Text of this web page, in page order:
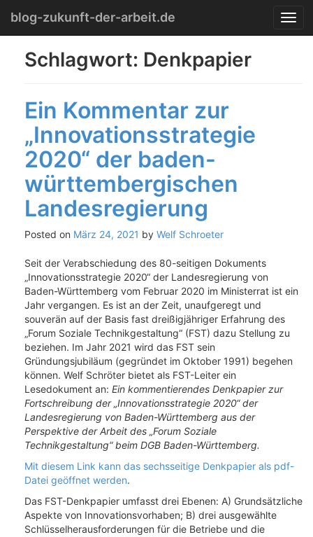
Menu
content
T
o
blog-zukunft-der-arbeit.de
Schlagwort: Denkpapier
Ein Kommentar zur
„Innovationsstrategie
2020“ der baden-
württembergischen
Landesregierung
Posted on März 24, 2021 by Welf Schroeter
Seit der Verabschiedung des 80-seitigen Dokuments
„Innovationsstrategie 2020“ der Landesregierung von
Baden-Württemberg vom Februar 2020 im Ministerrat ist ein
Jahr vergangen. Es ist an der Zeit, unaufgeregt und
souverän auf der Basis fast dreißigjähriger Erfahrung des
„Forum Soziale Technikgestaltung“ (FST) dazu Stellung zu
beziehen. Im Jahr 2021 wird das FST sein
Gründungsjubiläum (gegründet im Oktober 1991) begehen
können. Welf Schröter bietet als FST-Leiter ein
Lesedokument an: Ein kommentierendes Denkpapier zur
Fortschreibung der „Innovationsstrategie 2020“ der
Landesregierung von Baden-Württemberg aus der
Perspektive der Arbeit des „Forum Soziale
Technikgestaltung“ beim DGB Baden-Württemberg.
Mit diesem Link kann das sechsseitige Denkpapier als pdf-
Datei geöffnet werden.
Das FST-Denkpapier umfasst drei Ebenen: A) Grundsätzliche
Aspekte von Innovationsvorhaben; B) drei ausgewählte
Schlüsselherausforderungen für die Betriebe und die